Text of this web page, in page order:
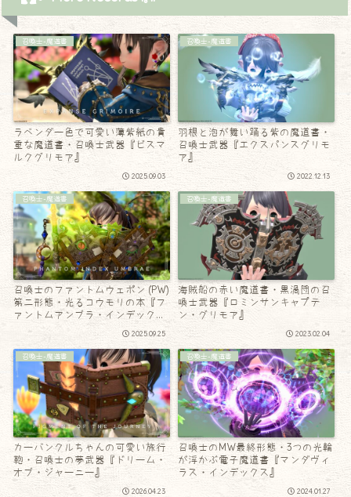
召喚士-魔道書
ラベンダー色で可愛い薄紫紙の貴
重な魔道書・召喚士武器『ビスマ
ルクグリモア』
2025.09.03
召喚士-魔道書
羽根と泡が舞い踊る紫の魔道書・
召喚士武器『エクスパンスグリモ
ア』
2022.12.13
召喚士-魔道書
召喚士のファントムウェポン (PW)
第二形態・光るコウモリの本『フ
ァントムアンブラ・インデック
2025.09.25
召喚士-魔道書
海賊船の赤い魔道書・黒渦団の召
喚士武器『ロミンサンキャプテ
ン・グリモア』
2023.02.04
召喚士-魔道書
カーバンクルちゃんの可愛い旅行
鞄・召喚士の夢武器『ドリーム・
オブ・ジャーニー』
2026.04.23
召喚士-魔道書
召喚士のMW最終形態・3つの光輪
が浮かぶ電子魔道書『マンダヴィ
ラス・インデックス』
2024.01.27